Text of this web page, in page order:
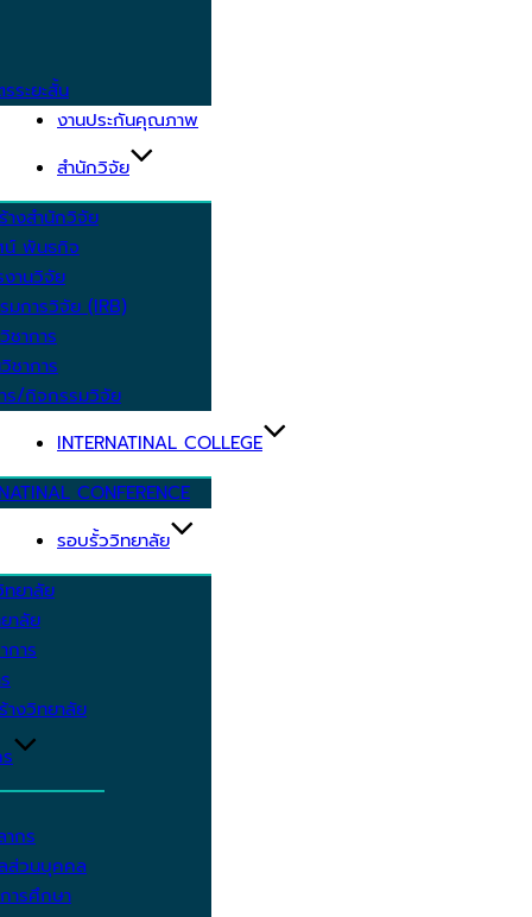
ระยะสั้น
งานประกันคุณภาพ
สำนักวิจัย
างสำนักวิจัย
น์ พันธกิจ
งานวิจัย
มการวิจัย (IRB)
ชาการ
ชาการ
ร/กิจกรรมวิจัย
INTERNATINAL COLLEGE
CONFERENCE
รอบรั้ววิทยาลัย
ทยาลัย
าลัย
การ
างวิทยาลัย
กร
ส่วนบุคคล
ารศึกษา